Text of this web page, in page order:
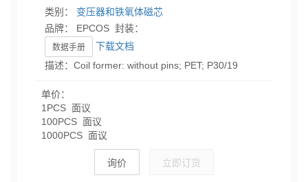
类别： 变压器和铁氧体磁芯
品牌： EPCOS 封装：
数据手册
下载文档
描述：Coil former: without pins; PET; P30/19
单价：
1PCS 面议
100PCS 面议
1000PCS 面议
询价 立即订货